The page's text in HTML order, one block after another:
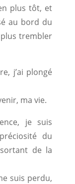
plus tôt, et
au bord du
trembler
j’ai plongé
ma vie.
je suis
du
de la
suis perdu,